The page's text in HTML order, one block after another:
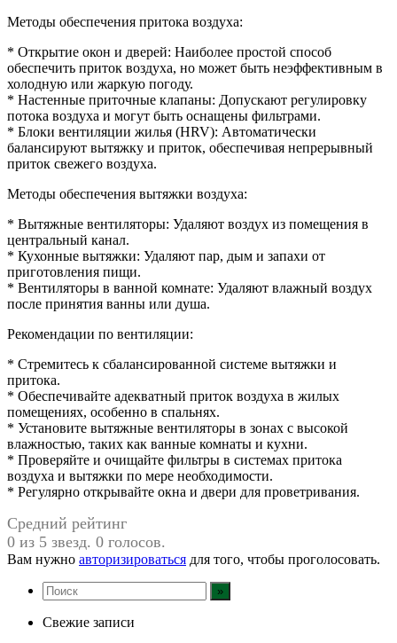
Методы обеспечения притока воздуха:
* Открытие окон и дверей: Наиболее простой способ
обеспечить приток воздуха, но может быть неэффективным в
холодную или жаркую погоду.
* Настенные приточные клапаны: Допускают регулировку
потока воздуха и могут быть оснащены фильтрами.
* Блоки вентиляции жилья (HRV): Автоматически
балансируют вытяжку и приток, обеспечивая непрерывный
приток свежего воздуха.
Методы обеспечения вытяжки воздуха:
* Вытяжные вентиляторы: Удаляют воздух из помещения в
центральный канал.
* Кухонные вытяжки: Удаляют пар, дым и запахи от
приготовления пищи.
* Вентиляторы в ванной комнате: Удаляют влажный воздух
после принятия ванны или душа.
Рекомендации по вентиляции:
* Стремитесь к сбалансированной системе вытяжки и
притока.
* Обеспечивайте адекватный приток воздуха в жилых
помещениях, особенно в спальнях.
* Установите вытяжные вентиляторы в зонах с высокой
влажностью, таких как ванные комнаты и кухни.
* Проверяйте и очищайте фильтры в системах притока
воздуха и вытяжки по мере необходимости.
* Регулярно открывайте окна и двери для проветривания.
Средний рейтинг
0 из 5 звезд. 0 голосов.
Вам нужно авторизироваться для того, чтобы проголосовать.
Свежие записи